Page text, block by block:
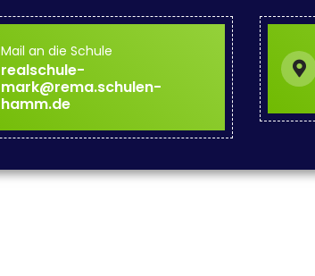
Mail an die Schule
realschule-
mark@rema.schulen-
hamm.de